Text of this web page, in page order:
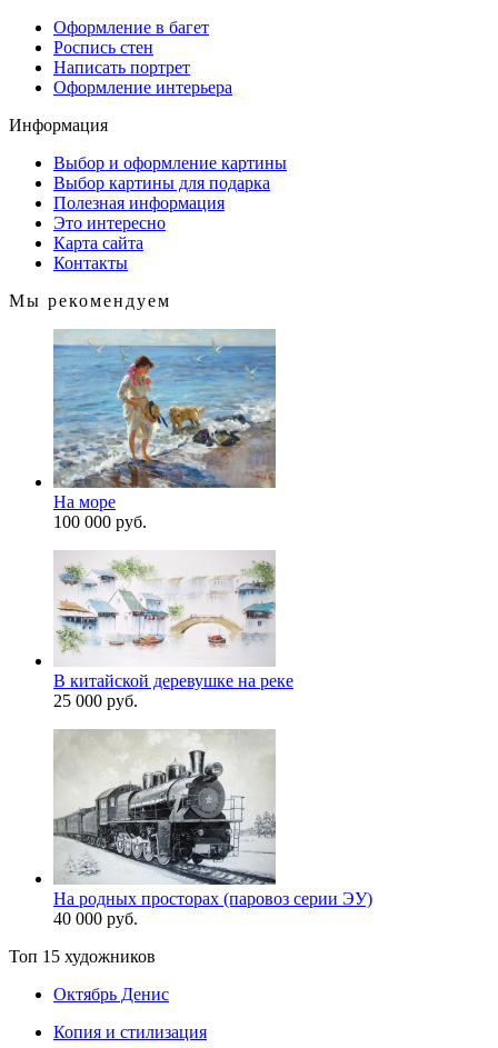
Оформление в багет
Роспись стен
Написать портрет
Оформление интерьера
Информация
Выбор и оформление картины
Выбор картины для подарка
Полезная информация
Это интересно
Карта сайта
Контакты
Мы рекомендуем
На море
100 000 руб.
В китайской деревушке на реке
25 000 руб.
На родных просторах (паровоз серии ЭУ)
40 000 руб.
Топ 15 художников
Октябрь Денис
Копия и стилизация